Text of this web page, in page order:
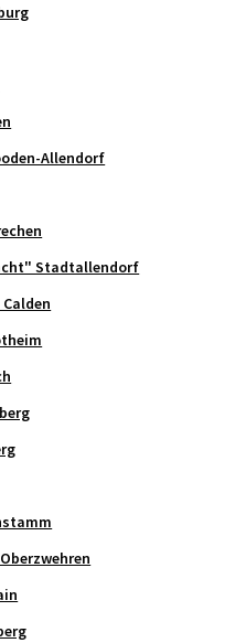
Allendorf
Stadtallendorf
Calden